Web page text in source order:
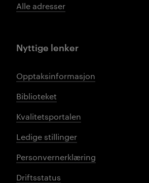
Alle adresser
Nyttige lenker
Opptaksinformasjon
Biblioteket
Kvalitetsportalen
Ledige stillinger
Personvernerklæring
Driftsstatus